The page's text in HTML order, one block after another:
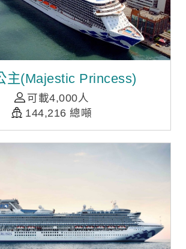
主(Majestic Princess)
可載4,000人
144,216 總噸